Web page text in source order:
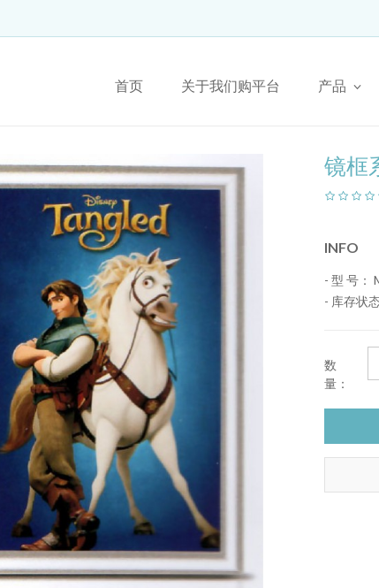
首页 关于我们购平台 产品
镜框
INFO
- 型 号：
- 库存状
数
量：